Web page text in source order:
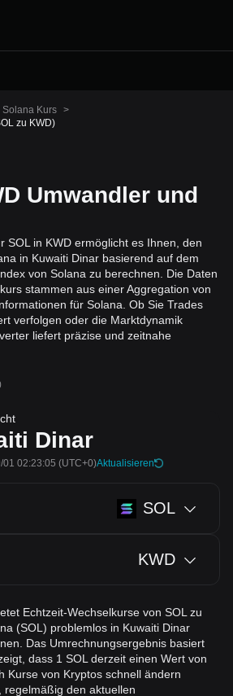
Solana Kurs >
zu KWD)
Umwandler und
SOL in KWD ermöglicht es Ihnen, den
in Kuwaiti Dinar basierend auf dem
von Solana zu berechnen. Die Daten
stammen aus einer Aggregation von
für Solana. Ob Sie Trades
verfolgen oder die Marktdynamik
liefert präzise und zeitnahe
Dinar
01 02:23:05 (UTC+0)Aktualisieren
SOL
KWD
Echtzeit-Wechselkurse von SOL zu
(SOL) problemlos in Kuwaiti Dinar
Das Umrechnungsergebnis basiert
dass 1 SOL derzeit einen Wert von
Kurse von Kryptos schnell ändern
regelmäßig den aktuellen